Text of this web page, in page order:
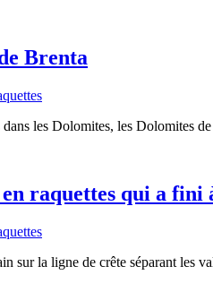
Brenta
les Dolomites, les Dolomites
raquettes qui a fini
sur la ligne de crête séparant les